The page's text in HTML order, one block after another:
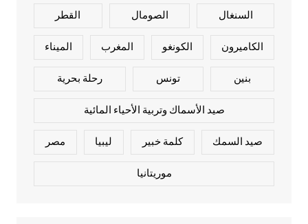
السنغال الصومال القطر
الكاميرون الكونغو المغرب الميناء
بنين تونس رحلة بحرية
صيد الأسماك وتربية الأحياء المائية
صيد السمك كلمة خبير ليبيا مصر
موريتانيا